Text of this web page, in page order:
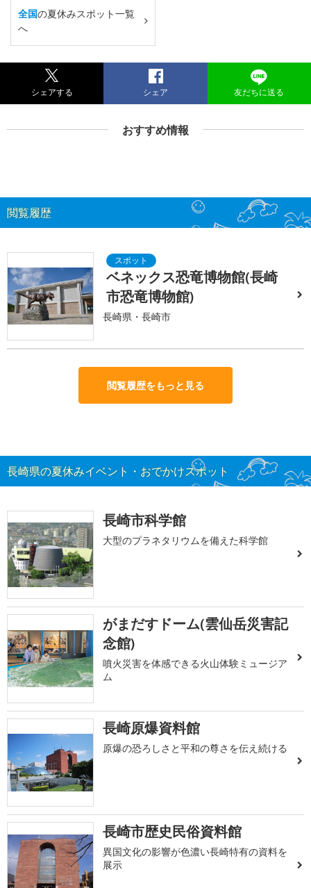
全国の夏休みスポット一覧
へ
シェアする シェア 友だちに送る
おすすめ情報
閲覧履歴
ベネックス恐竜博物館(長崎
市恐竜博物館)
長崎県・長崎市
閲覧履歴をもっと見る
長崎県の夏休みイベント・おでかけスポット
長崎市科学館
大型のプラネタリウムを備えた科学館
がまだすドーム(雲仙岳災害記
念館)
噴火災害を体感できる火山体験ミュージア
ム
長崎原爆資料館
原爆の恐ろしさと平和の尊さを伝え続ける
長崎市歴史民俗資料館
異国文化の影響が色濃い長崎特有の資料を
展示